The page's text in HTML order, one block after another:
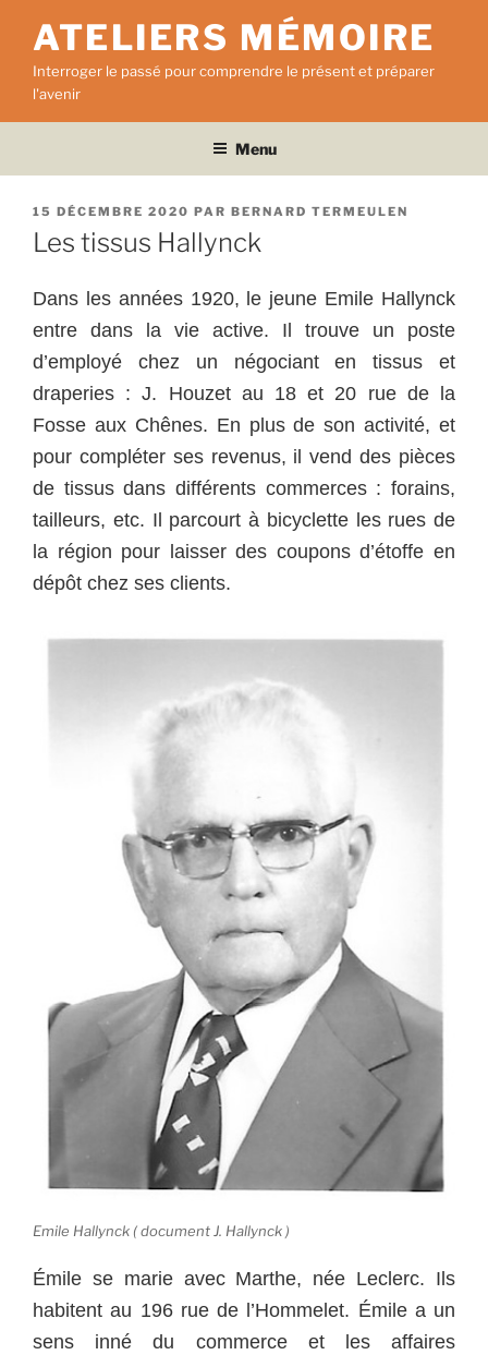
contenu
principal
ATELIERS MÉMOIRE
Interroger le passé pour comprendre le présent et préparer
l'avenir
Menu
PUBLIÉ
LE
15 DÉCEMBRE 2020 PAR BERNARD TERMEULEN
Les tissus Hallynck
Dans les années 1920, le jeune Emile Hallynck
entre dans la vie active. Il trouve un poste
d’employé chez un négociant en tissus et
draperies : J. Houzet au 18 et 20 rue de la
Fosse aux Chênes. En plus de son activité, et
pour compléter ses revenus, il vend des pièces
de tissus dans différents commerces : forains,
tailleurs, etc. Il parcourt à bicyclette les rues de
la région pour laisser des coupons d’étoffe en
dépôt chez ses clients.
Emile Hallynck ( document J. Hallynck )
Émile se marie avec Marthe, née Leclerc. Ils
habitent au 196 rue de l’Hommelet. Émile a un
sens inné du commerce et les affaires